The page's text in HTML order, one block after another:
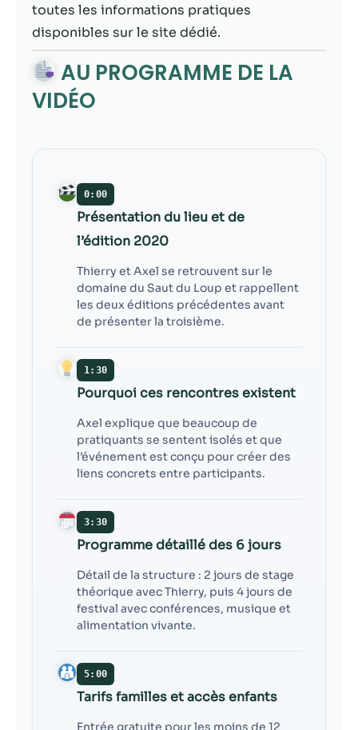
toutes les informations pratiques
disponibles sur le site dédié.
AU PROGRAMME DE LA
VIDÉO
0:00
Présentation du lieu et de
l’édition 2020
Thierry et Axel se retrouvent sur le
domaine du Saut du Loup et rappellent
les deux éditions précédentes avant
de présenter la troisième.
1:30
Pourquoi ces rencontres existent
Axel explique que beaucoup de
pratiquants se sentent isolés et que
l’événement est conçu pour créer des
liens concrets entre participants.
3:30
Programme détaillé des 6 jours
Détail de la structure : 2 jours de stage
théorique avec Thierry, puis 4 jours de
festival avec conférences, musique et
alimentation vivante.
5:00
Tarifs familles et accès enfants
Entrée gratuite pour les moins de 12
contenu et des
offres
personnalisés.